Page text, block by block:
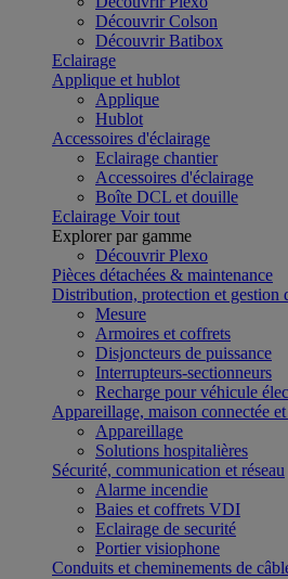
Découvrir Colson
Découvrir Batibox
Eclairage
Applique et hublot
Applique
Hublot
Accessoires d'éclairage
Eclairage chantier
Accessoires d'éclairage
Boîte DCL et douille
Eclairage Voir tout
Explorer par gamme
Découvrir Plexo
Pièces détachées & maintenance
Distribution, protection et gestion
Mesure
Armoires et coffrets
Disjoncteurs de puissance
Interrupteurs-sectionneurs
Recharge pour véhicule
Appareillage, maison connectée
Appareillage
Solutions hospitalières
Sécurité, communication et réseau
Alarme incendie
Baies et coffrets VDI
Eclairage de securité
Portier visiophone
Conduits et cheminements de